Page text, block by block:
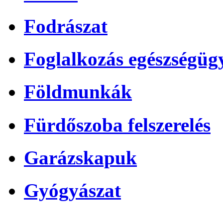
Fodrászat
Foglalkozás
Földmunkák
Fürdőszoba felszerelés
Garázskapuk
Gyógyászat